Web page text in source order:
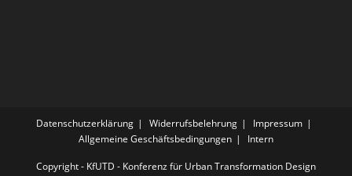
Datenschutzerklärung Widerrufsbelehrung
Impressum
Allgemeine Geschäftsbedingungen
Intern
Copyright - KfUTD - Konferenz für Urban Transformation Design